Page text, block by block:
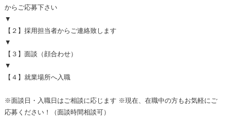
からご応募下さい
▼
【２】採用担当者からご連絡致します
▼
【３】面談（顔合わせ）
▼
【４】就業場所へ入職
※面談日・入職日はご相談に応じます ※現在、在職中の方もお気軽にご
応募ください！（面談時間相談可）